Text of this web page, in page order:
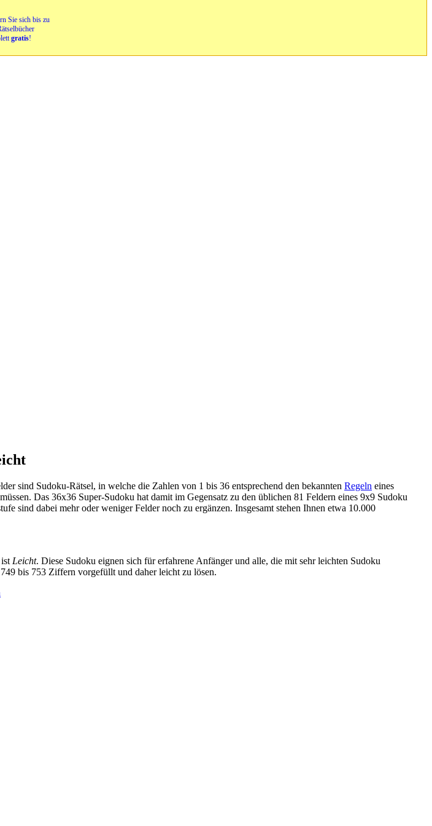
Sie sich bis zu
gratis!
sind Sudoku-Rätsel, in welche die Zahlen von 1 bis 36 entsprechend den bekannten Regeln eines
Das 36x36 Super-Sudoku hat damit im Gegensatz zu den üblichen 81 Feldern eines 9x9 Sudoku
sind dabei mehr oder weniger Felder noch zu ergänzen. Insgesamt stehen Ihnen etwa 10.000
Leicht. Diese Sudoku eignen sich für erfahrene Anfänger und alle, die mit sehr leichten Sudoku
bis 753 Ziffern vorgefüllt und daher leicht zu lösen.